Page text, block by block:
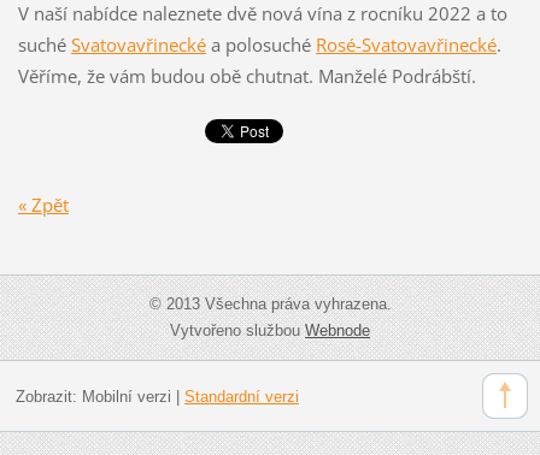
V naší nabídce naleznete dvě nová vína z rocníku 2022 a to
suché Svatovavřineckéa polosuché Rosé-Svatovavřinecké.
Věříme, že vám budou obě chutnat. Manželé Podrábští.
« Zpět
© 2013 Všechna práva vyhrazena.
Vytvořeno službouWebnode
Zobrazit: Mobilní verzi Standardní verzi